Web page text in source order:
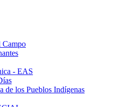
Campo
- EAS
de los Pueblos Indígenas